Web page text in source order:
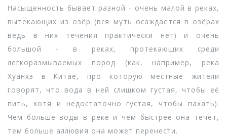
Насыщенность бывает разной - очень малой в реках,
вытекающих из озёр (вся муть осаждается в озёрах
ведь в них течения практически нет) и очень
большой - в реках, протекающих среди
легкоразмываемых пород (как, например, река
Хуанхэ в Китае, про которую местные жители
говорят, что вода в ней слишком густая, чтобы её
пить, хотя и недостаточно густая, чтобы пахать).
Чем больше воды в реке и чем быстрее она течёт,
тем больше аллювия она может перенести.